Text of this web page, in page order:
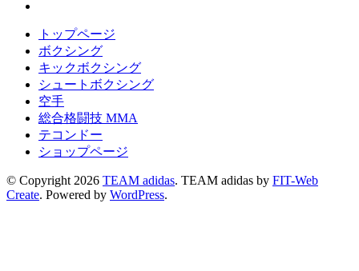
トップページ
ボクシング
キックボクシング
シュートボクシング
空手
総合格闘技 MMA
テコンドー
ショップページ
© Copyright 2026 TEAM adidas. TEAM adidas by FIT-Web
Create. Powered by WordPress.